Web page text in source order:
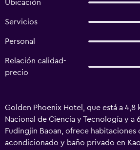
Ubicación
Servicios
Personal
Relación calidad-
precio
Golden Phoenix Hotel, que está a 4,8
Nacional de Ciencia y Tecnología y a
Fudingjin Baoan, ofrece habitaciones
acondicionado y baño privado en